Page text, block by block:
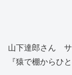
山下達郎さん
『猿で棚からひ